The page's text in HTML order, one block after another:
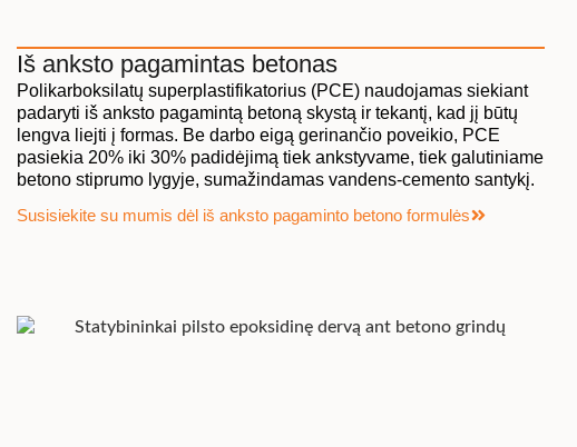
Iš anksto pagamintas betonas
Polikarboksilatų superplastifikatorius (PCE) naudojamas siekiant
padaryti iš anksto pagamintą betoną skystą ir tekantį, kad jį būtų
lengva liejti į formas. Be darbo eigą gerinančio poveikio, PCE
pasiekia 20% iki 30% padidėjimą tiek ankstyvame, tiek galutiniame
betono stiprumo lygyje, sumažindamas vandens-cemento santykį.
Susisiekite su mumis dėl iš anksto pagaminto betono formulės